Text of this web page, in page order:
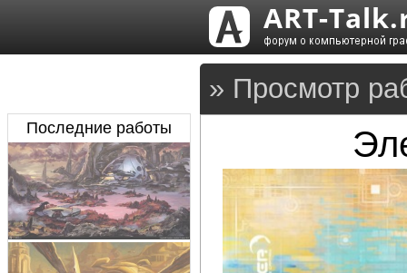
» Просмотр
Последние работы